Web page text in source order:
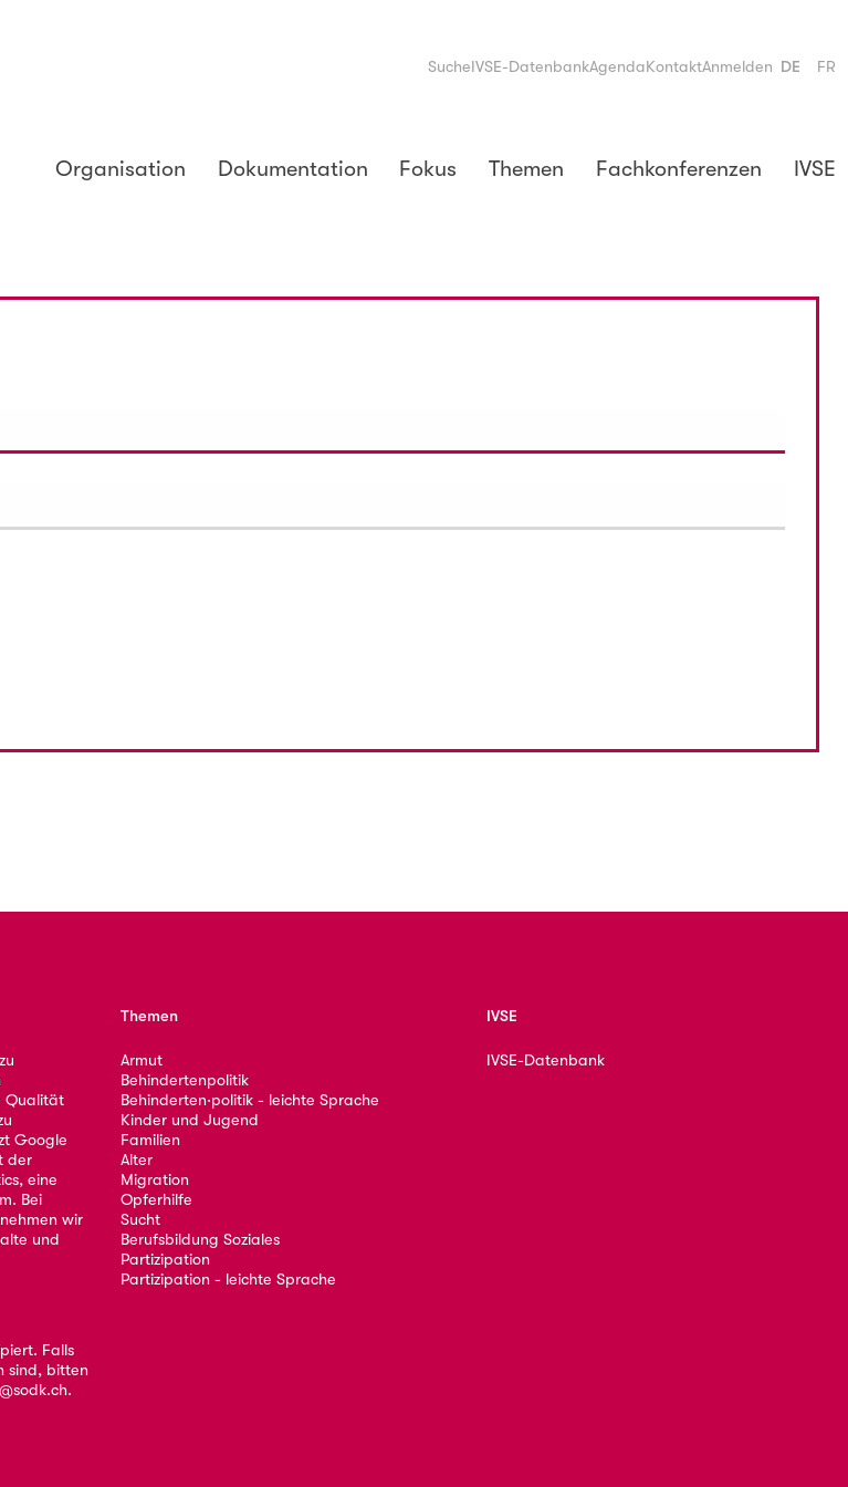
SucheIVSE-DatenbankAgendaKontaktAnmelden DE FR
Organisation Dokumentation Fokus Themen Fachkonferenzen IVSE
Qualität
Google
der
eine
Bei
wir
und
Falls
sind, bitten
.
Themen
Armut
Behindertenpolitik
Behinderten·politik - leichte Sprache
Kinder und Jugend
Familien
Alter
Migration
Opferhilfe
Sucht
Berufsbildung Soziales
Partizipation
Partizipation - leichte Sprache
IVSE
IVSE-Datenbank